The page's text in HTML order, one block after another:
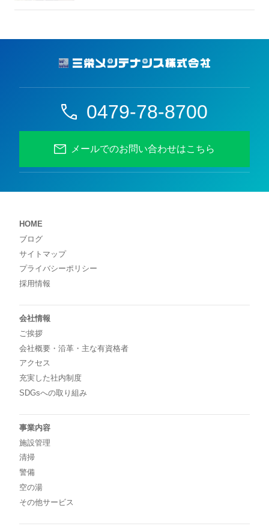
0479-78-8700
メールでのお問い合わせはこちら
HOME
ブログ
サイトマップ
プライバシーポリシー
採用情報
会社情報
ご挨拶
会社概要・沿革・主な有資格者
アクセス
充実した社内制度
SDGsへの取り組み
事業内容
施設管理
清掃
警備
空の湯
その他サービス